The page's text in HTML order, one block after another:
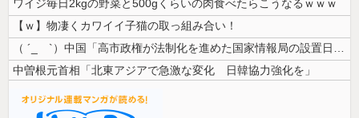
ワイジ毎日2kgの野菜と500gくらいの肉食べたらこうなるｗｗｗ
【ｗ】物凄くカワイイ子猫の取っ組み合い！
（ ´_ゝ`）中国「高市政権が法制化を進めた国家情報局の設置日が7月3...
中曽根元首相「北東アジアで急激な変化 日韓協力強化を」